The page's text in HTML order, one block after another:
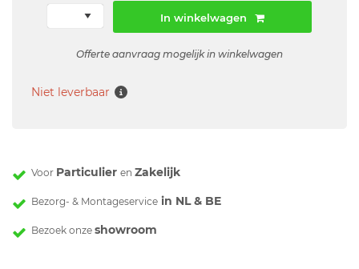
In winkelwagen
Offerte aanvraag mogelijk in winkelwagen
Niet leverbaar
Voor Particulier en Zakelijk
Bezorg- & Montageservice in NL & BE
Bezoek onze showroom